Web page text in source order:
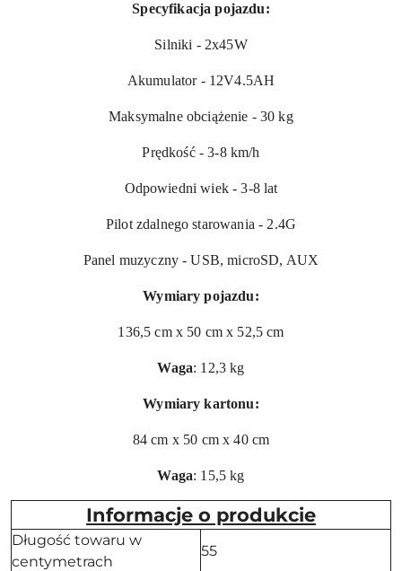
Specyfikacja pojazdu:
Silniki - 2x45W
Akumulator - 12V4.5AH
Maksymalne obciążenie - 30 kg
Prędkość - 3-8 km/h
Odpowiedni wiek - 3-8 lat
Pilot zdalnego starowania - 2.4G
Panel muzyczny - USB, microSD, AUX
Wymiary pojazdu:
136,5 cm x 50 cm x 52,5 cm
Waga: 12,3 kg
Wymiary kartonu:
84 cm x 50 cm x 40 cm
Waga: 15,5 kg
Informacje o produkcie
Długość towaru w
centymetrach
55